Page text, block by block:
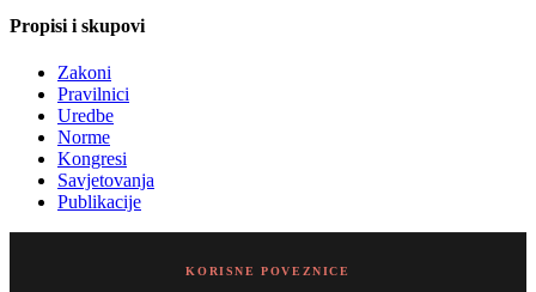
Propisi i skupovi
Zakoni
Pravilnici
Uredbe
Norme
Kongresi
Savjetovanja
Publikacije
KORISNE POVEZNICE